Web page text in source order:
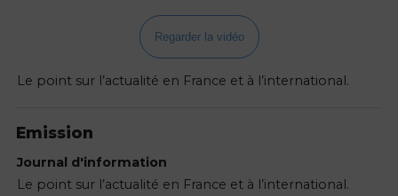
Regarder la vidéo
Le point sur l’actualité en France et à l’international.
Emission
Journal d'information
Le point sur l’actualité en France et à l’international.